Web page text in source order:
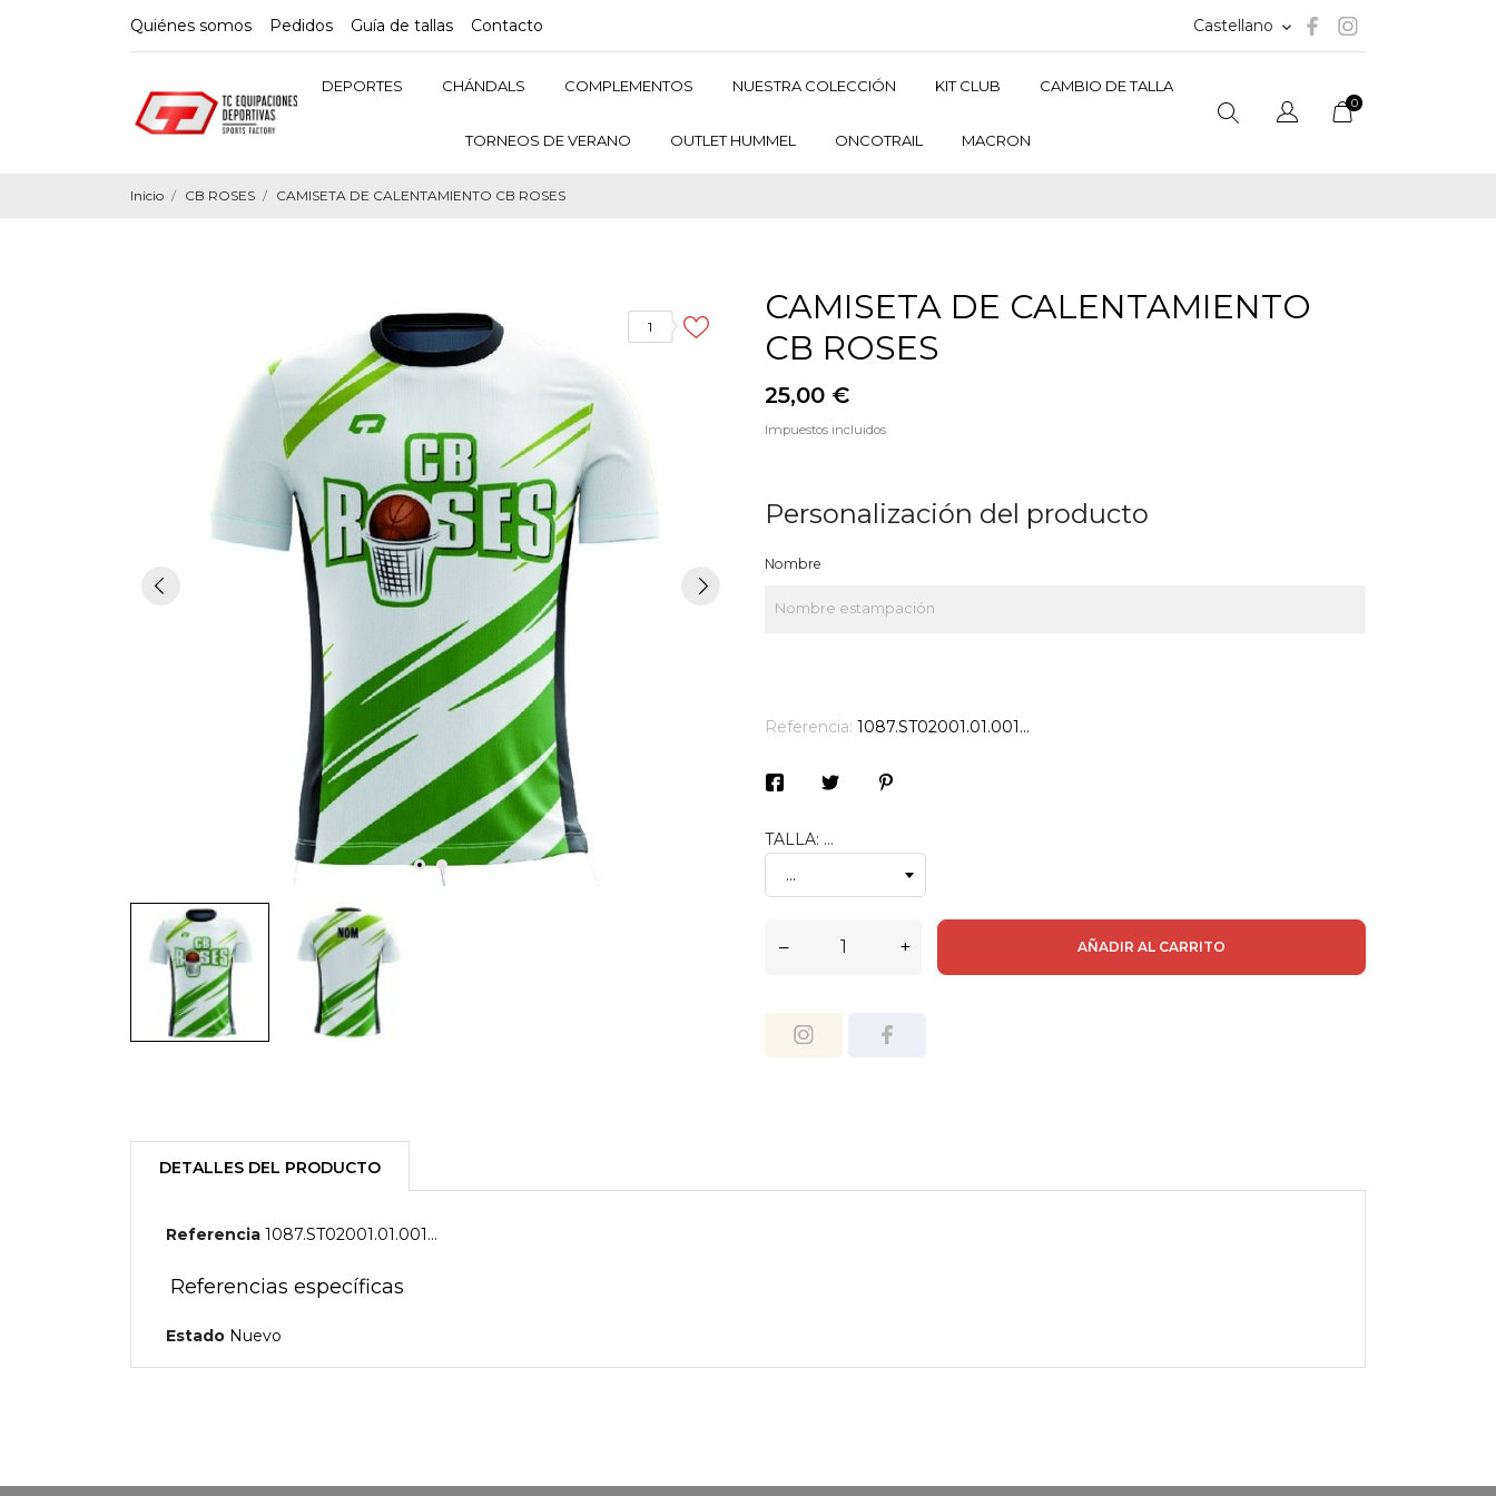
Quiénes somos Pedidos Guía de tallas Contacto Castellano keyboard_arrow_down
DEPORTES CHÁNDALS COMPLEMENTOS NUESTRA COLECCIÓN KIT CLUB CAMBIO DE TALLA
TORNEOS DE VERANO OUTLET HUMMEL ONCOTRAIL MACRON
0
Inicio CB ROSES CAMISETA DE CALENTAMIENTO CB ROSES
1
CAMISETA DE CALENTAMIENTO
CB ROSES
25,00 €
Impuestos incluidos
Personalización del producto
Nombre
Referencia: 1087.ST02001.01.001...
TALLA: ...
– + AÑADIR AL CARRITO
DETALLES DEL PRODUCTO
Referencia 1087.ST02001.01.001...
Referencias específicas
Estado Nuevo